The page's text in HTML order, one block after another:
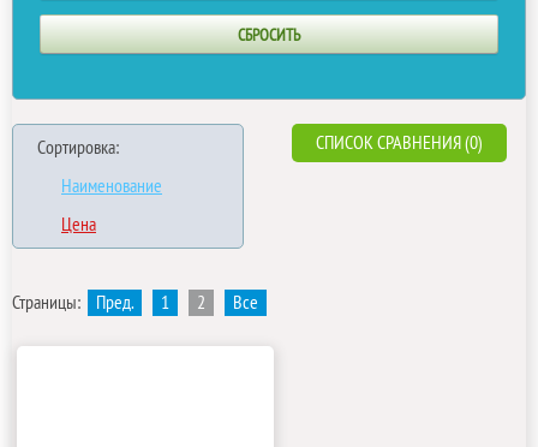
Сортировка:
Наименование
Цена
СПИСОК СРАВНЕНИЯ (0)
Страницы: Пред. 1 2 Все